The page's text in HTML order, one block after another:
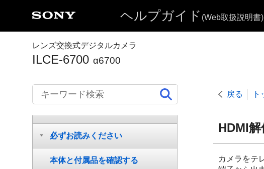
ヘルプガイド (Web取扱説明書)
レンズ交換式デジタルカメラ
ILCE-6700 α6700
戻る
HDMI
カメラをテ
必ずお読みください
本体と付属品を確認する